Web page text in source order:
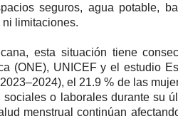
seguros, agua potable,
limitaciones.
esta situación tiene
(ONE), UNICEF y el estudio
el 21.9 % de las
sociales o laborales durante su
menstrual continúan